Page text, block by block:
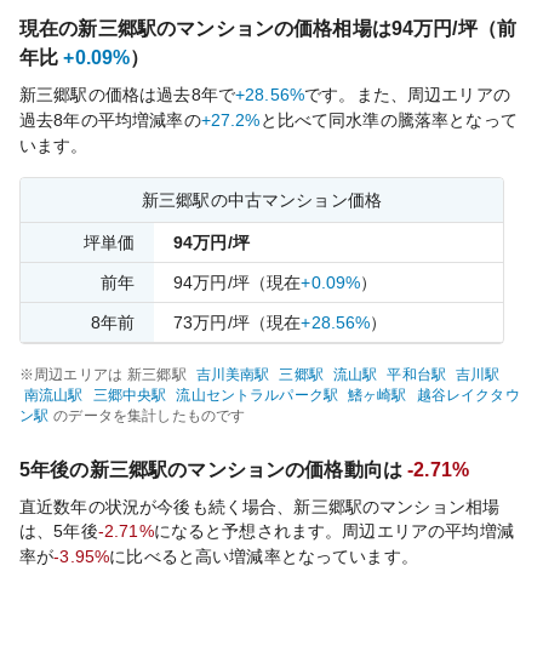
現在の新三郷駅のマンションの価格相場は94万円/坪（前
年比 +0.09%）
新三郷駅の価格は過去8年で+28.56%です。
また、周辺エリアの
過去8年の平均増減率の+27.2%と比べて同水準の騰落率となって
います。
新三郷駅の中古マンション価格
坪単価 94万円/坪
前年 94万円/坪（現在+0.09%）
8年前 73万円/坪（現在+28.56%）
※周辺エリアは 新三郷駅 吉川美南駅 三郷駅 流山駅 平和台駅 吉川駅
南流山駅 三郷中央駅 流山セントラルパーク駅 鰭ヶ崎駅
越谷レイクタウ
ン駅 のデータを集計したものです
5年後の新三郷駅のマンションの価格動向は -2.71%
直近数年の状況が今後も続く場合、 新三郷駅のマンション相場
は、5年後-2.71%になると予想されます。周辺エリアの平均増減
率が-3.95%に比べると高い増減率となっています。